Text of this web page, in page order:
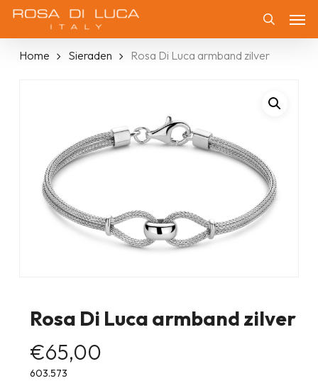
Skip
content
Home Sieraden Rosa Di Luca armband zilver
Rosa Di Luca armband zilver
€65,00
603.573